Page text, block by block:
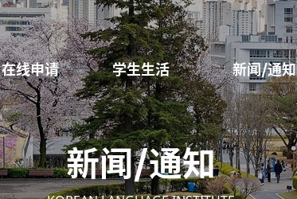
在线申请 学生生活 新闻/通知
新闻/通知